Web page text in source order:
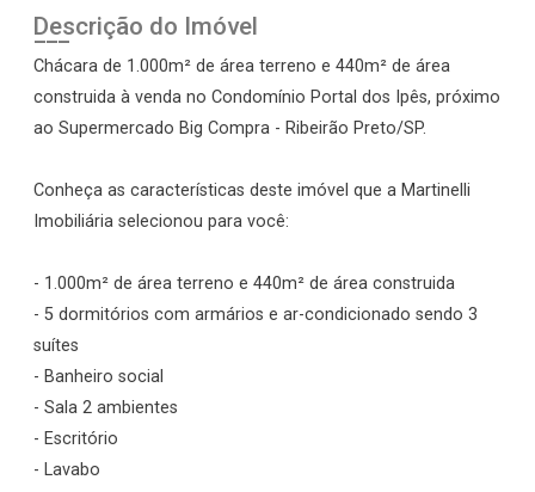
Descrição do Imóvel
Chácara de 1.000m² de área terreno e 440m² de área
construida à venda no Condomínio Portal dos Ipês, próximo
ao Supermercado Big Compra - Ribeirão Preto/SP.
Conheça as características deste imóvel que a Martinelli
Imobiliária selecionou para você:
- 1.000m² de área terreno e 440m² de área construida
- 5 dormitórios com armários e ar-condicionado sendo 3
suítes
- Banheiro social
- Sala 2 ambientes
- Escritório
- Lavabo